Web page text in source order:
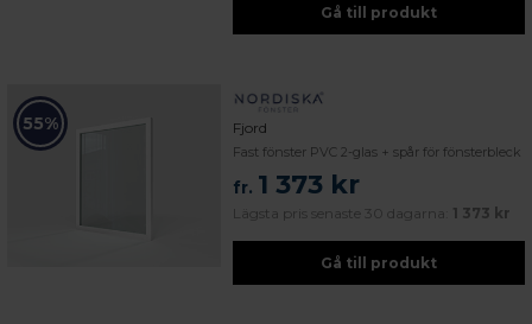
fokus på kvalitet, omtanke och djup kompetens.
Gå till produkt
55% Fjord
Fast fönster PVC 2-glas + spår för fönsterbleck
fr. 1 373 kr
Lägsta pris senaste 30 dagarna: 1 373 kr
Gå till produkt